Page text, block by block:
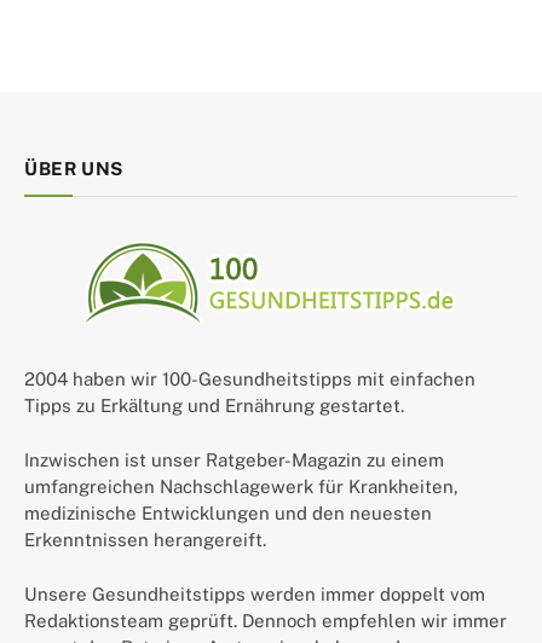
ÜBER UNS
2004 haben wir 100-Gesundheitstipps mit einfachen
Tipps zu Erkältung und Ernährung gestartet.
Inzwischen ist unser Ratgeber-Magazin zu einem
umfangreichen Nachschlagewerk für Krankheiten,
medizinische Entwicklungen und den neuesten
Erkenntnissen herangereift.
Unsere Gesundheitstipps werden immer doppelt vom
Redaktionsteam geprüft. Dennoch empfehlen wir immer